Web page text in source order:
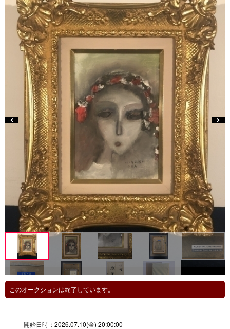
このオークションは終了しています。
開始日時： 2026.07.10(金) 20:00:00